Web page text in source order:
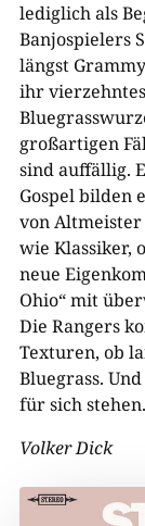
lediglich als
Banjospielers
längst
ihr
großartigen
sind auffällig.
Gospel bilden
von
wie Klassiker,
neue
Ohio“ mit
Die Rangers
Texturen, ob
Bluegrass.
für sich stehen.
Volker Dick